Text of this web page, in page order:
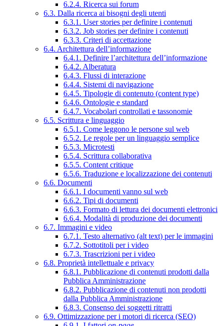
6.2.4. Ricerca sui forum
6.3. Dalla ricerca ai bisogni degli utenti
6.3.1. User stories per definire i contenuti
6.3.2. Job stories per definire i contenuti
6.3.3. Criteri di accettazione
6.4. Architettura dell’informazione
6.4.1. Definire l’architettura dell’informazione
6.4.2. Alberatura
6.4.3. Flussi di interazione
6.4.4. Sistemi di navigazione
6.4.5. Tipologie di contenuto (content type)
6.4.6. Ontologie e standard
6.4.7. Vocabolari controllati e tassonomie
6.5. Scrittura e linguaggio
6.5.1. Come leggono le persone sul web
6.5.2. Le regole per un linguaggio semplice
6.5.3. Microtesti
6.5.4. Scrittura collaborativa
6.5.5. Content critique
6.5.6. Traduzione e localizzazione dei contenuti
6.6. Documenti
6.6.1. I documenti vanno sul web
6.6.2. Tipi di documenti
6.6.3. Formato di lettura dei documenti elettronici
6.6.4. Modalità di produzione dei documenti
6.7. Immagini e video
6.7.1. Testo alternativo (alt text) per le immagini
6.7.2. Sottotitoli per i video
6.7.3. Trascrizioni per i video
6.8. Proprietà intellettuale e privacy
6.8.1. Pubblicazione di contenuti prodotti dalla
Pubblica Amministrazione
6.8.2. Pubblicazione di contenuti non prodotti
dalla Pubblica Amministrazione
6.8.3. Consenso dei soggetti ritratti
6.9. Ottimizzazione per i motori di ricerca (SEO)